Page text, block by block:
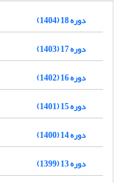
دوره 18 (1404)
دوره 17 (1403)
دوره 16 (1402)
دوره 15 (1401)
دوره 14 (1400)
دوره 13 (1399)